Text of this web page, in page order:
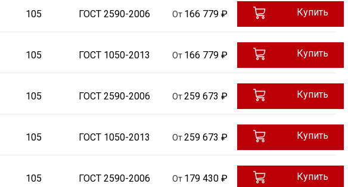
105 ГОСТ 2590-2006 От 166 779 ₽ Купить
105 ГОСТ 1050-2013 От 166 779 ₽ Купить
105 ГОСТ 2590-2006 От 259 673 ₽ Купить
105 ГОСТ 1050-2013 От 259 673 ₽ Купить
105 ГОСТ 2590-2006 От 179 430 ₽ Купить